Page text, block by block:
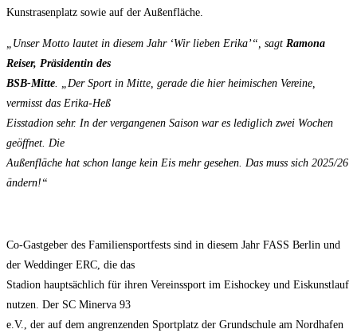
Kunstrasenplatz sowie auf der Außenfläche.
„Unser Motto lautet in diesem Jahr ‘Wir lieben Erika’“, sagt Ramona
Reiser, Präsidentin des
BSB-Mitte. „Der Sport in Mitte, gerade die hier heimischen Vereine,
vermisst das Erika-Heß
Eisstadion sehr. In der vergangenen Saison war es lediglich zwei Wochen
geöffnet. Die
Außenfläche hat schon lange kein Eis mehr gesehen. Das muss sich 2025/26
ändern!“
Co-Gastgeber des Familiensportfests sind in diesem Jahr FASS Berlin und
der Weddinger ERC, die das
Stadion hauptsächlich für ihren Vereinssport im Eishockey und Eiskunstlauf
nutzen. Der SC Minerva 93
e.V., der auf dem angrenzenden Sportplatz der Grundschule am Nordhafen